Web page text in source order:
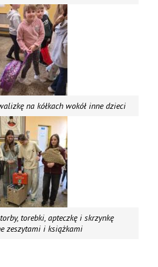
na kółkach wokół inne dzieci
torebki, apteczkę i skrzynkę
zeszytami i książkami